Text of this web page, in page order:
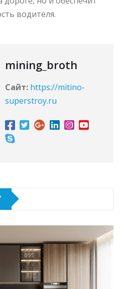
водителя.
mining_broth
Сайт: https://mitino-
superstroy.ru